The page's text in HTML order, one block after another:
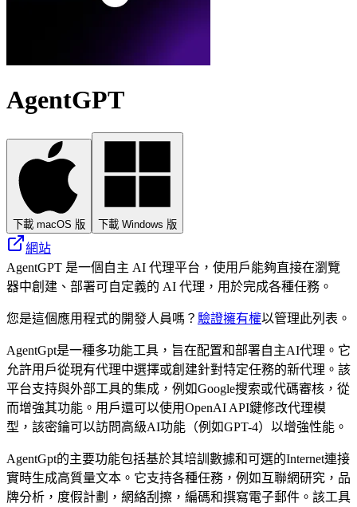
AgentGPT
下載 macOS 版 下載 Windows 版
網站
AgentGPT 是一個自主 AI 代理平台，使用戶能夠直接在瀏覽
器中創建、部署可自定義的 AI 代理，用於完成各種任務。
您是這個應用程式的開發人員嗎？ 驗證擁有權以管理此列表。
AgentGpt是一種多功能工具，旨在配置和部署自主AI代理。它
允許用戶從現有代理中選擇或創建針對特定任務的新代理。該
平台支持與外部工具的集成，例如Google搜索或代碼審核，從
而增強其功能。用戶還可以使用OpenAI API鍵修改代理模
型，該密鑰可以訪問高級AI功能（例如GPT-4）以增強性能。
AgentGpt的主要功能包括基於其培訓數據和可選的Internet連接
實時生成高質量文本。它支持各種任務，例如互聯網研究，品
牌分析，度假計劃，網絡刮擦，編碼和撰寫電子郵件。該工具